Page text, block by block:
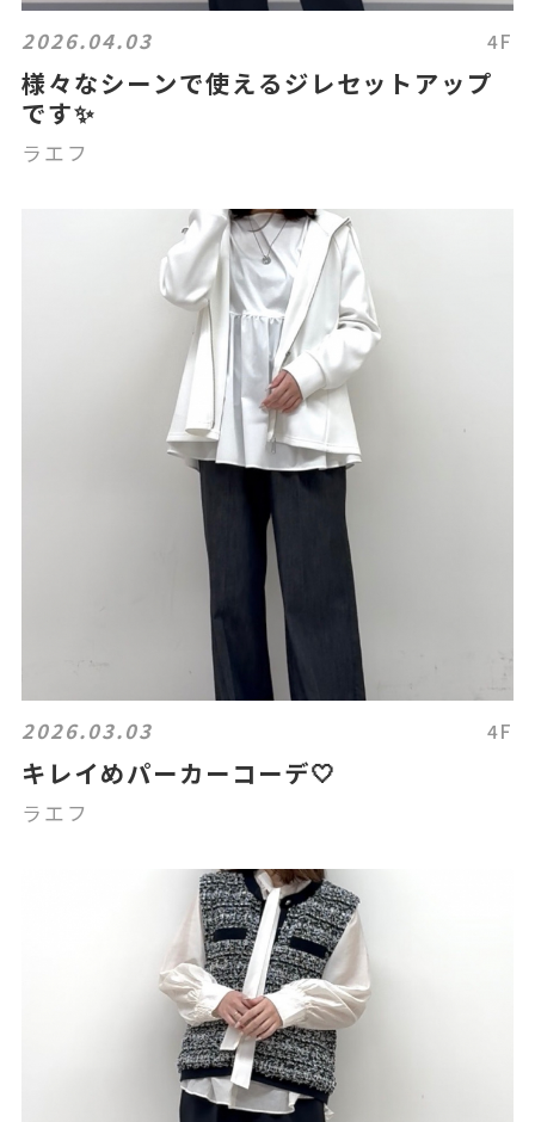
2026.04.03 4F
様々なシーンで使えるジレセットアップ
です✨
ラエフ
2026.03.03 4F
キレイめパーカーコーデ🤍
ラエフ